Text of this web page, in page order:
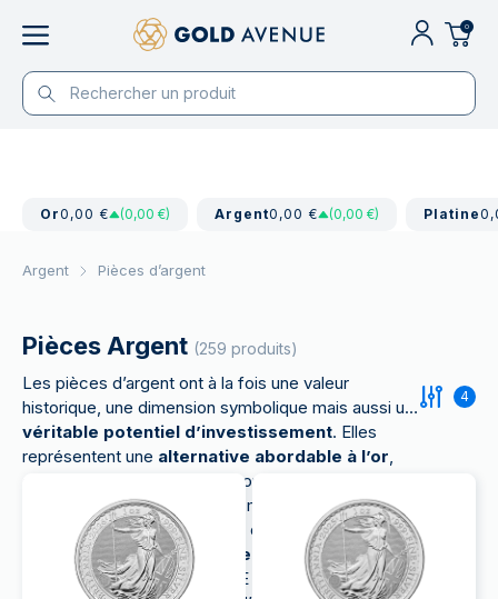
0
Or0,00 € (0,00 €) Argent0,00 € (0,00 €) Platine
Argent Pièces d’argent
Pièces Argent (259 produits)
Les pièces d’argent ont à la fois une valeur
historique, une dimension symbolique mais aussi un
véritable potentiel d’investissement. Elles
représentent une alternative abordable à l’or,
qui séduira autant les collectionneurs que les
investisseurs. Provenant des monnaies les plus
réputées, les pièces d’argent d’investissement sont
un vraiatout pour diversifier votre
portefeuille. GOLD AVENUE offre un large choix
4